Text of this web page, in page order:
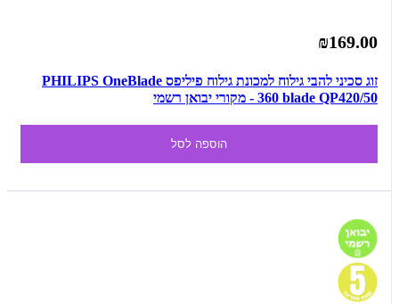
₪169.00
זוג סכיני להבי גילוח למכונת גילוח פיליפס PHILIPS OneBlade
360 blade QP420/50 - מקורי יבואן רשמי
הוספה לסל